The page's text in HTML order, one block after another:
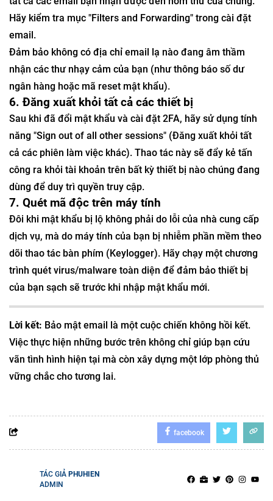
Hãy kiểm tra mục "Filters and Forwarding" trong cài đặt
email.
Đảm bảo không có địa chỉ email lạ nào đang âm thầm
nhận các thư nhạy cảm của bạn (như thông báo số dư
ngân hàng hoặc mã reset mật khẩu).
6. Đăng xuất khỏi tất cả các thiết bị
Sau khi đã đổi mật khẩu và cài đặt 2FA, hãy sử dụng tính
năng "Sign out of all other sessions" (Đăng xuất khỏi tất
cả các phiên làm việc khác). Thao tác này sẽ đẩy kẻ tấn
công ra khỏi tài khoản trên bất kỳ thiết bị nào chúng đang
dùng để duy trì quyền truy cập.
7. Quét mã độc trên máy tính
Đôi khi mật khẩu bị lộ không phải do lỗi của nhà cung cấp
dịch vụ, mà do máy tính của bạn bị nhiễm phần mềm theo
dõi thao tác bàn phím (Keylogger). Hãy chạy một chương
trình quét virus/malware toàn diện để đảm bảo thiết bị
của bạn sạch sẽ trước khi nhập mật khẩu mới.
Lời kết: Bảo mật email là một cuộc chiến không hồi kết.
Việc thực hiện những bước trên không chỉ giúp bạn cứu
vãn tình hình hiện tại mà còn xây dựng một lớp phòng thủ
vững chắc cho tương lai.
facebook
TÁC GIẢ PHUHIEN
ADMIN